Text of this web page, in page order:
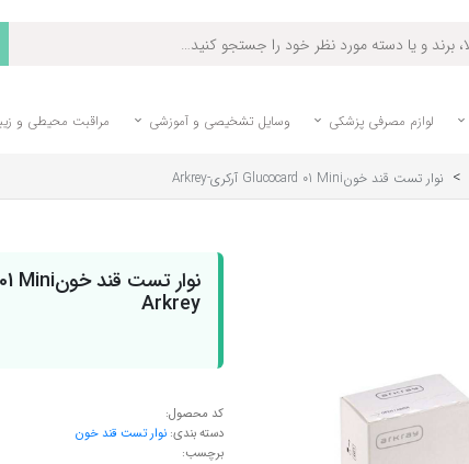
لوازم مصرفی پزشکی وسایل تشخیصی و آموزشی مراقبت محیطی و
> نوار تست قند خونGlucocard 01 Mini آرکری-Arkrey
Arkrey
کد محصول:
دسته بندی: نوار تست قند خون
برچسب: